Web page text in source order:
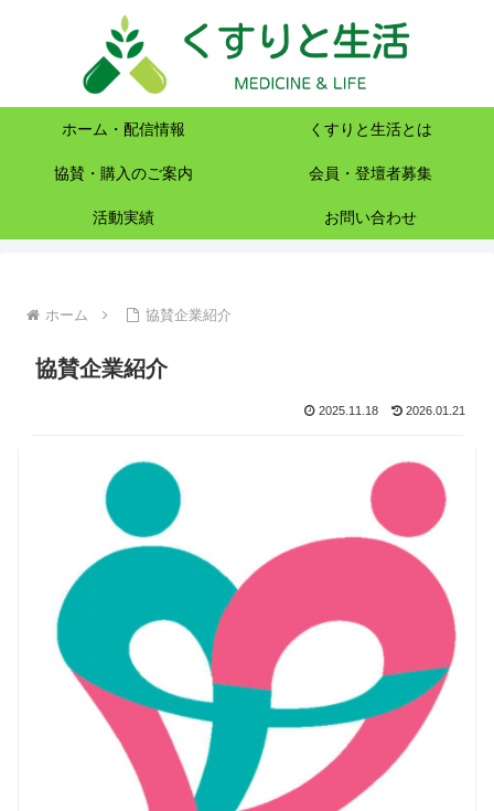
ホーム・配信情報 くすりと生活とは
協賛・購入のご案内 会員・登壇者募集
活動実績 お問い合わせ
ホーム 協賛企業紹介
協賛企業紹介
2025.11.18 2026.01.21